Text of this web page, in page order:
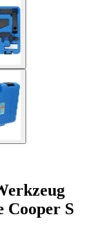
Cooper S